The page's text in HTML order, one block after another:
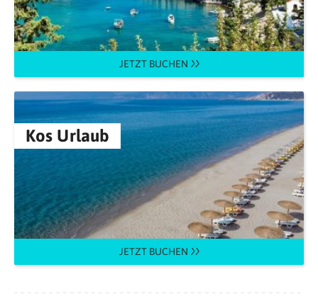
JETZT BUCHEN
Kos Urlaub
JETZT BUCHEN